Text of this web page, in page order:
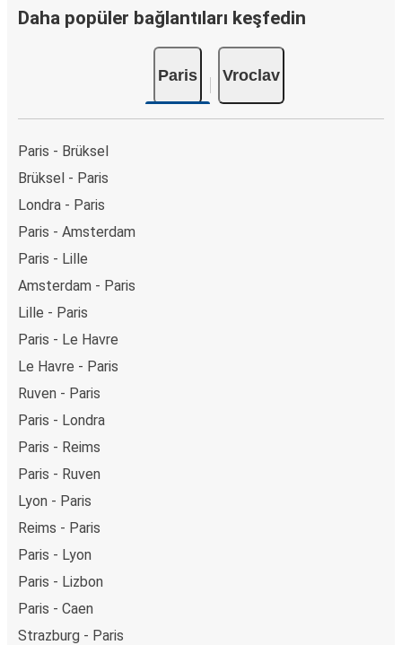
Daha popüler bağlantıları keşfedin
Paris Vroclav
Paris - Brüksel
Brüksel - Paris
Londra - Paris
Paris - Amsterdam
Paris - Lille
Amsterdam - Paris
Lille - Paris
Paris - Le Havre
Le Havre - Paris
Ruven - Paris
Paris - Londra
Paris - Reims
Paris - Ruven
Lyon - Paris
Reims - Paris
Paris - Lyon
Paris - Lizbon
Paris - Caen
Strazburg - Paris